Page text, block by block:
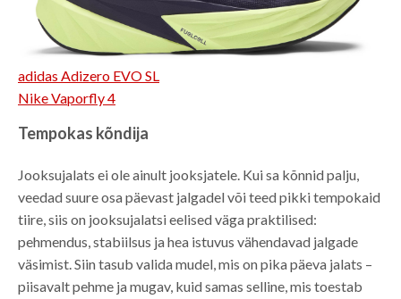
adidas Adizero EVO SL
Nike Vaporfly 4
Tempokas kõndija
Jooksujalats ei ole ainult jooksjatele. Kui sa kõnnid palju,
veedad suure osa päevast jalgadel või teed pikki tempokaid
tiire, siis on jooksujalatsi eelised väga praktilised:
pehmendus, stabiilsus ja hea istuvus vähendavad jalgade
väsimist. Siin tasub valida mudel, mis on pika päeva jalats –
piisavalt pehme ja mugav, kuid samas selline, mis toestab